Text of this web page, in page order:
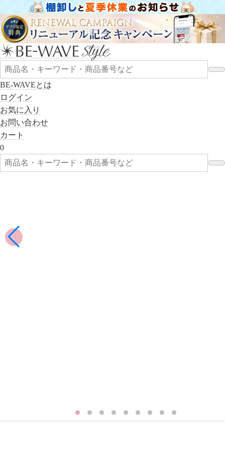
BE-WAVEとは
ログイン
お気に入り
お問い合わせ
カート
0